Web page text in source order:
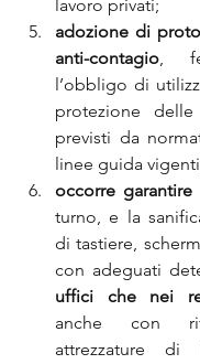
lavoro privati;
adozione di
anti-contagio,
l’obbligo di
protezione
previsti da
linee guida
occorre garantire
turno, e la
di tastiere,
con adeguati
uffici che nei
anche con
attrezzature